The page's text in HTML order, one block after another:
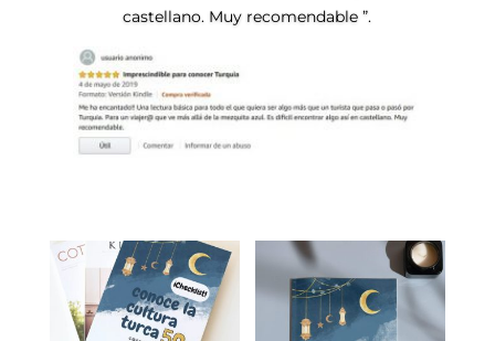
castellano. Muy recomendable ”.